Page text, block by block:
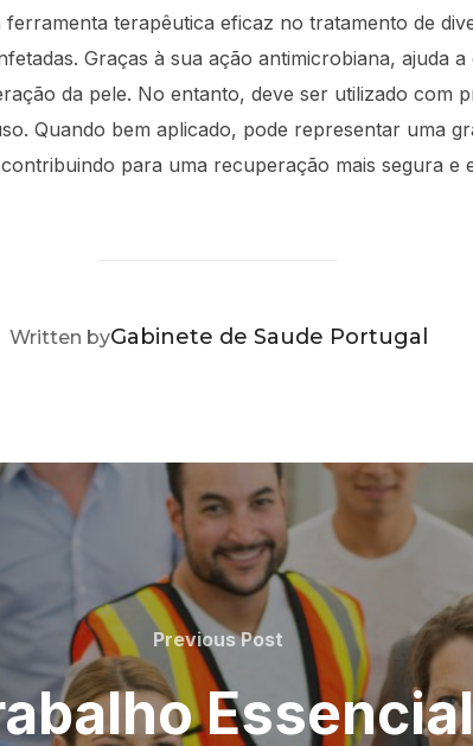
ferramenta terapêutica eficaz no tratamento de
Graças à sua ação antimicrobiana, ajuda
da pele. No entanto, deve ser utilizado com
Quando bem aplicado, pode representar uma
para uma recuperação mais segura e
POST AUTHOR
Written byGabinete de Saude Portugal
Previous
Post
Previous Post